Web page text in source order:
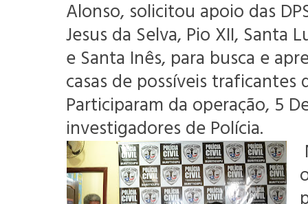
Alonso, solicitou apoio das
Jesus da Selva, Pio XII, Santa
e Santa Inês, para busca e
casas de possíveis traficantes
Participaram da operação, 5
investigadores de Polícia.